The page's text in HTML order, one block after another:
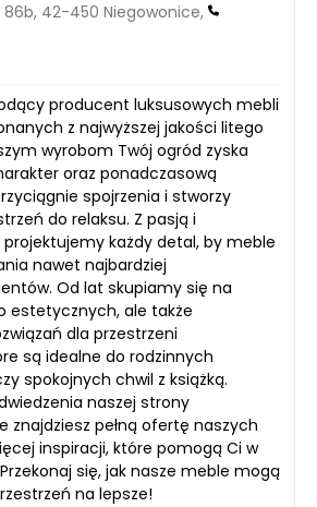
86b, 42-450 Niegowonice,
producent luksusowych mebli
z najwyższej jakości litego
wyrobom Twój ogród zyska
oraz ponadczasową
spojrzenia i stworzy
do relaksu. Z pasją i
każdy detal, by meble
nawet najbardziej
Od lat skupiamy się na
estetycznych, ale także
dla przestrzeni
są idealne do rodzinnych
spokojnych chwil z książką.
naszej strony
znajdziesz pełną ofertę naszych
inspiracji, które pomogą Ci w
się, jak nasze meble mogą
na lepsze!